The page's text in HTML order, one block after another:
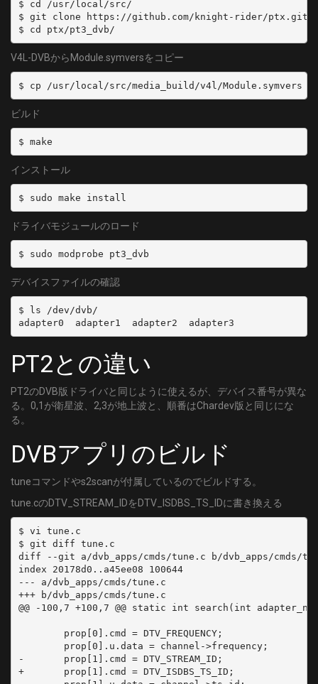
$ cd /usr/local/src/
$ git clone https://github.com/knight-rider/ptx.git
$ cd ptx/pt3_dvb/
V4L-DVBからModule.symversをコピー
$ cp /usr/local/src/media_build/v4l/Module.symvers .
ビルド
$ make
インストール
$ sudo make install
ドライバモジュールのロード
$ sudo modprobe pt3_dvb
デバイスファイルの確認
$ ls /dev/dvb/
adapter0  adapter1  adapter2  adapter3
PT2との違い
PT2のDVB版ドライバと同じように使えるが、デバイス番号が異な
る。0,1が衛星波、2,3が地上波と、順番はChardev版と同じにな
る。
DVBアプリのビルド
tuneコマンドやs2scanが付属しているのでビルドする。
tune.cのDTV_STREAM_IDをDTV_ISDBS_TS_IDに書き換える
$ vi tune.c
$ git diff tune.c
diff --git a/dvb_apps/cmds/tune.c b/dvb_apps/cmds/
index 20178d0..a45ee08 100644
--- a/dvb_apps/cmds/tune.c
+++ b/dvb_apps/cmds/tune.c
@@ -100,7 +100,7 @@ static int search(int
        prop[0].cmd = DTV_FREQUENCY;
        prop[0].u.data = channel->frequency;
-       prop[1].cmd = DTV_STREAM_ID;
+       prop[1].cmd = DTV_ISDBS_TS_ID;